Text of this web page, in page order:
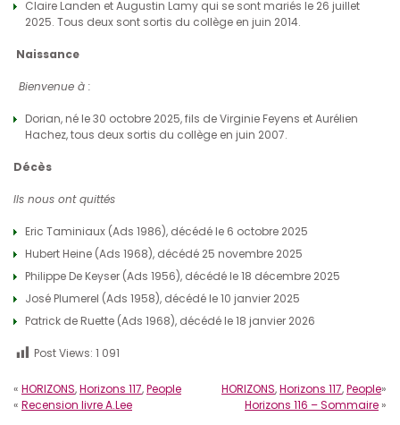
Claire Landen et Augustin Lamy qui se sont mariés le 26 juillet
2025. Tous deux sont sortis du collège en juin 2014.
Naissance
Bienvenue à :
Dorian, né le 30 octobre 2025, fils de Virginie Feyens et Aurélien
Hachez, tous deux sortis du collège en juin 2007.
Décès
Ils nous ont quittés
Eric Taminiaux (Ads 1986), décédé le 6 octobre 2025
Hubert Heine (Ads 1968), décédé 25 novembre 2025
Philippe De Keyser (Ads 1956), décédé le 18 décembre 2025
José Plumerel (Ads 1958), décédé le 10 janvier 2025
Patrick de Ruette (Ads 1968), décédé le 18 janvier 2026
Post Views: 1 091
« HORIZONS,Horizons 117,People
« Recension livre A.Lee
HORIZONS,Horizons 117,People»
Horizons 116 – Sommaire »